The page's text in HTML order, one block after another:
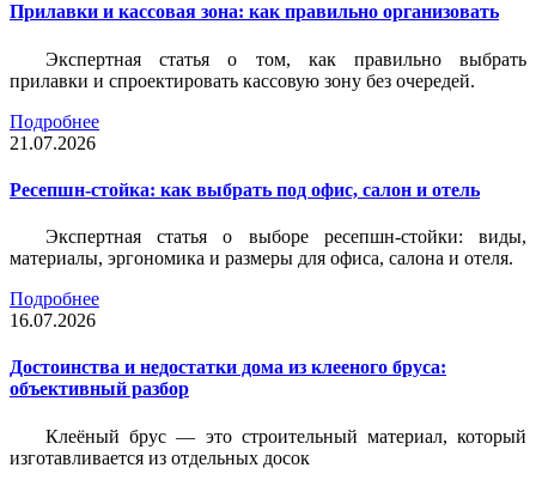
Прилавки и кассовая зона: как правильно организовать
Экспертная статья о том, как правильно выбрать
прилавки и спроектировать кассовую зону без очередей.
Подробнее
21.07.2026
Ресепшн-стойка: как выбрать под офис, салон и отель
Экспертная статья о выборе ресепшн-стойки: виды,
материалы, эргономика и размеры для офиса, салона и отеля.
Подробнее
16.07.2026
Достоинства и недостатки дома из клееного бруса:
объективный разбор
Клеёный брус — это строительный материал, который
изготавливается из отдельных досок